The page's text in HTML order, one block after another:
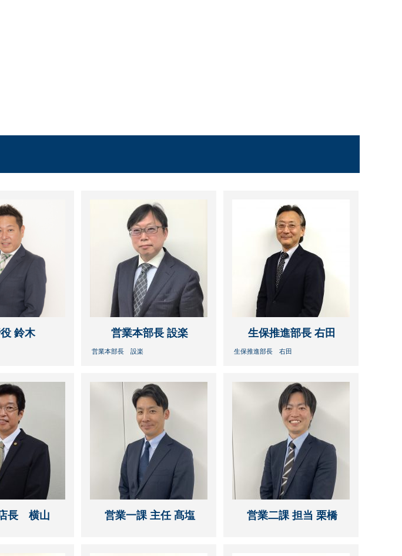
鈴木 営業本部長 設楽
営業本部長 設楽
生保推進部長 右田
生保推進部長 右田
長 横山 営業一課 主任 髙塩 営業二課 担当 栗橋